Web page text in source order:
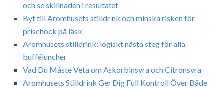
och se skillnaden i resultatet
Byt till Aromhusets stilldrink och minska risken för
prischock på läsk
Aromhusets stilldrink: logiskt nästa steg för alla
bufféluncher
Vad Du Måste Veta om Askorbinsyra och Citronsyra
Aromhusets Stilldrink Ger Dig Full Kontroll Över Både